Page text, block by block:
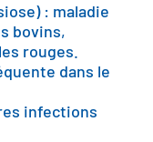
: maladie
bovins,
rouges.
dans le
infections